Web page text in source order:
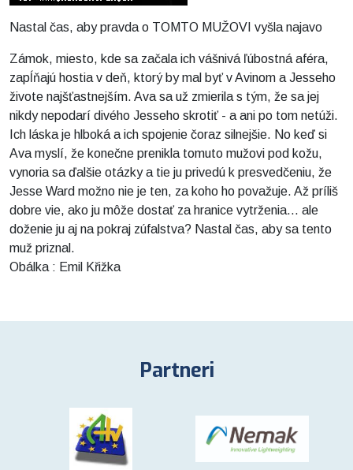
Nastal čas, aby pravda o TOMTO MUŽOVI vyšla najavo
Zámok, miesto, kde sa začala ich vášnivá ľúbostná aféra,
zapĺňajú hostia v deň, ktorý by mal byť v Avinom a Jesseho
živote najšťastnejším. Ava sa už zmierila s tým, že sa jej
nikdy nepodarí divého Jesseho skrotiť - a ani po tom netúži.
Ich láska je hlboká a ich spojenie čoraz silnejšie. No keď si
Ava myslí, že konečne prenikla tomuto mužovi pod kožu,
vynoria sa ďalšie otázky a tie ju privedú k presvedčeniu, že
Jesse Ward možno nie je ten, za koho ho považuje. Až príliš
dobre vie, ako ju môže dostať za hranice vytrženia... ale
doženie ju aj na pokraj zúfalstva? Nastal čas, aby sa tento
muž priznal.
Obálka : Emil Křižka
Partneri